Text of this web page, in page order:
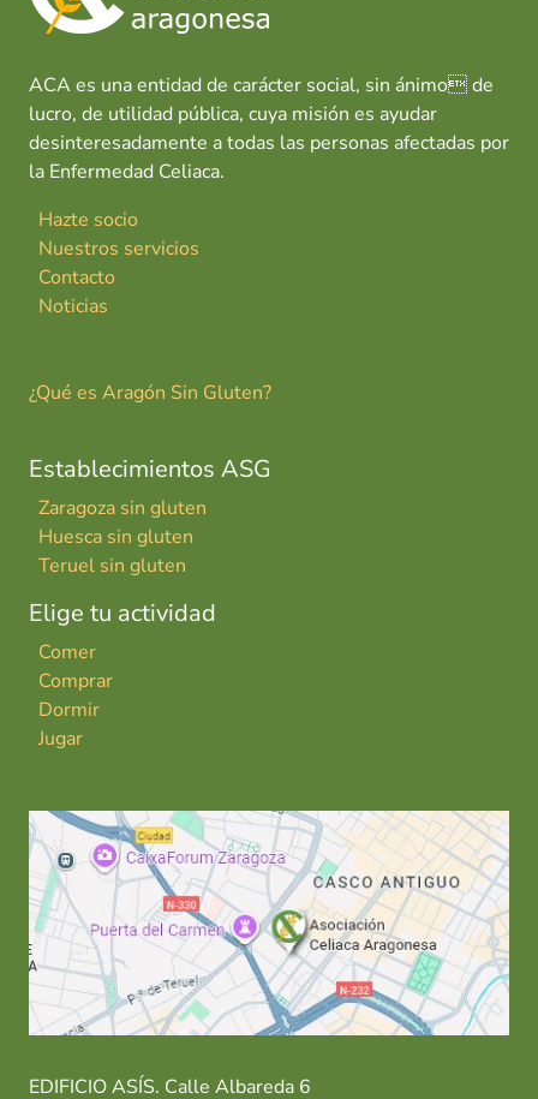
ACA es una entidad de carácter social, sin ánimo de
lucro, de utilidad pública, cuya misión es ayudar
desinteresadamente a todas las personas afectadas por
la Enfermedad Celiaca.
Hazte socio
Nuestros servicios
Contacto
Noticias
¿Qué es Aragón Sin Gluten?
Establecimientos ASG
Zaragoza sin gluten
Huesca sin gluten
Teruel sin gluten
Elige tu actividad
Comer
Comprar
Dormir
Jugar
EDIFICIO ASÍS. Calle Albareda 6